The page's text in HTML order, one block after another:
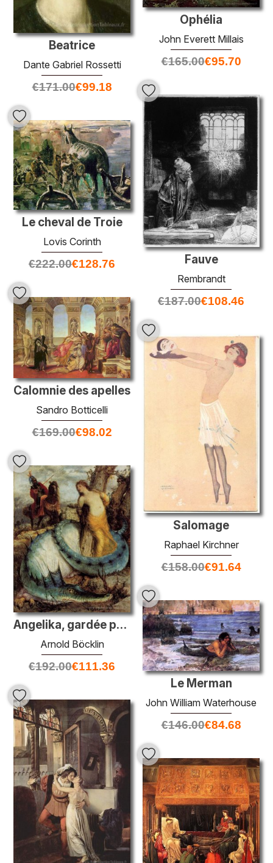
Beatrice
Dante Gabriel Rossetti
€171.00€99.18
Ophélia
John Everett Millais
€165.00€95.70
Fauve
Rembrandt
€187.00€108.46
Le cheval de Troie
Lovis Corinth
€222.00€128.76
Calomnie des apelles
Sandro Botticelli
€169.00€98.02
Salomage
Raphael Kirchner
€158.00€91.64
Angelika, gardée par un dragon (Angelica et Ruggiero)
Arnold Böcklin
€192.00€111.36
Le Merman
John William Waterhouse
€146.00€84.68